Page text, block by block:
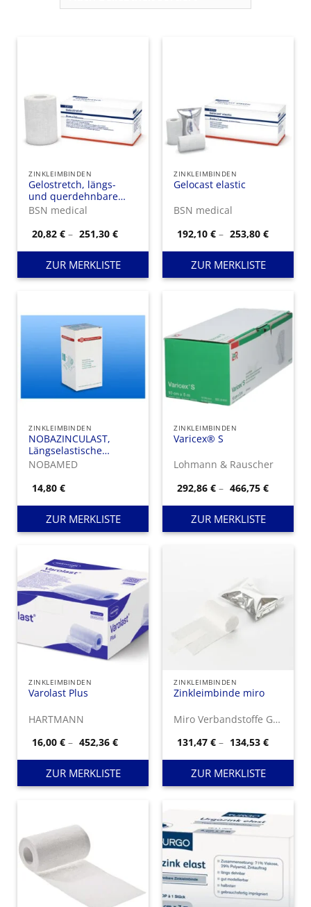
ZINKLEIMBINDEN
Gelostretch, längs-
und querdehnbare
Zink-Gel-Binde
BSN medical
20,82€ – 251,30€Preisspanne:
20,82 €
bis
251,30 €
ZUR MERKLISTE
ZINKLEIMBINDEN
Gelocast elastic
BSN medical
192,10€ – 253,80€
192,10 €
bis
ZUR MERKLISTE
ZINKLEIMBINDEN
NOBAZINCULAST,
Längselastische
Zinkleimbinde
NOBAMED
14,80€
ZUR MERKLISTE
ZINKLEIMBINDEN
Varicex® S
Lohmann & Rauscher
292,86€ – 466,75€
292,86 €
bis
ZUR MERKLISTE
ZINKLEIMBINDEN
Varolast Plus
HARTMANN
16,00€ – 452,36€Preisspanne:
16,00 €
bis
452,36 €
ZUR MERKLISTE
ZINKLEIMBINDEN
Zinkleimbinde miro
Miro Verbandstoffe GmbH
131,47€ – 134,53€
131,47 €
bis
ZUR MERKLISTE